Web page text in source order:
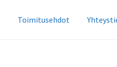
Toimitusehdot